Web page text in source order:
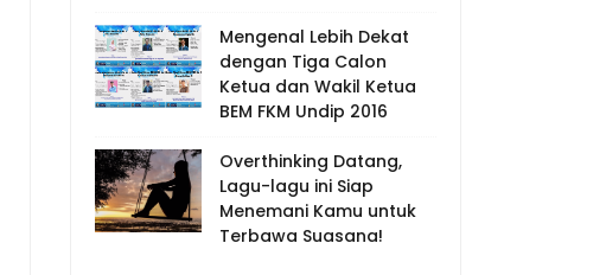
Mengenal Lebih Dekat
dengan Tiga Calon
Ketua dan Wakil Ketua
BEM FKM Undip 2016
Overthinking Datang,
Lagu-lagu ini Siap
Menemani Kamu untuk
Terbawa Suasana!